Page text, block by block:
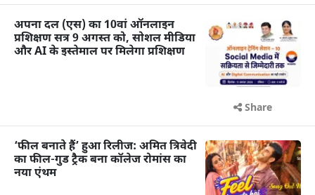
अपना दल (एस) का 10वां ऑनलाइन
प्रशिक्षण सत्र 9 अगस्त को, सोशल मीडिया
और AI के इस्तेमाल पर मिलेगा प्रशिक्षण
Share
‘फील बनाते हैं’ हुआ रिलीज: अमित त्रिवेदी
का फील-गुड ट्रैक बना कॉलेज रोमांस का
नया एंथम